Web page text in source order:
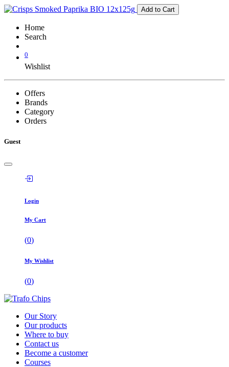
Add to Cart
Home
Search
0
Wishlist
Offers
Brands
Category
Orders
Guest
Login
My Cart
(0)
My Wishlist
(0)
Our Story
Our products
Where to buy
Contact us
Become a customer
Courses